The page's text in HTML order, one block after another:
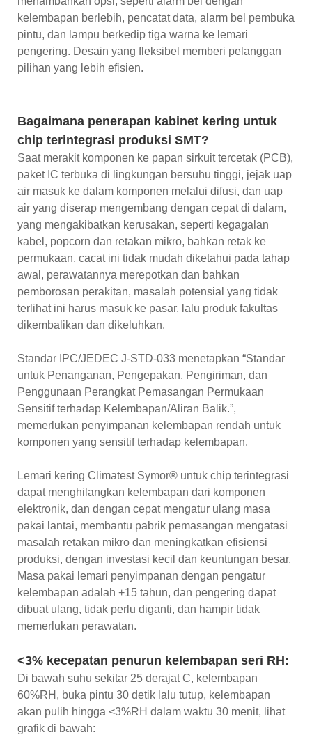
kelembapan berlebih, pencatat data, alarm bel pembuka
pintu, dan lampu berkedip tiga warna ke lemari
pengering. Desain yang fleksibel memberi pelanggan
pilihan yang lebih efisien.
Bagaimana penerapan kabinet kering untuk
chip terintegrasi produksi SMT?
Saat merakit komponen ke papan sirkuit tercetak (PCB),
paket IC terbuka di lingkungan bersuhu tinggi, jejak uap
air masuk ke dalam komponen melalui difusi, dan uap
air yang diserap mengembang dengan cepat di dalam,
yang mengakibatkan kerusakan, seperti kegagalan
kabel, popcorn dan retakan mikro, bahkan retak ke
permukaan, cacat ini tidak mudah diketahui pada tahap
awal, perawatannya merepotkan dan bahkan
pemborosan perakitan, masalah potensial yang tidak
terlihat ini harus masuk ke pasar, lalu produk fakultas
dikembalikan dan dikeluhkan.
Standar IPC/JEDEC J-STD-033 menetapkan “Standar
untuk Penanganan, Pengepakan, Pengiriman, dan
Penggunaan Perangkat Pemasangan Permukaan
Sensitif terhadap Kelembapan/Aliran Balik.”,
memerlukan penyimpanan kelembapan rendah untuk
komponen yang sensitif terhadap kelembapan.
Lemari kering Climatest Symor® untuk chip terintegrasi
dapat menghilangkan kelembapan dari komponen
elektronik, dan dengan cepat mengatur ulang masa
pakai lantai, membantu pabrik pemasangan mengatasi
masalah retakan mikro dan meningkatkan efisiensi
produksi, dengan investasi kecil dan keuntungan besar.
Masa pakai lemari penyimpanan dengan pengatur
kelembapan adalah +15 tahun, dan pengering dapat
dibuat ulang, tidak perlu diganti, dan hampir tidak
memerlukan perawatan.
<3% kecepatan penurun kelembapan seri RH:
Di bawah suhu sekitar 25 derajat C, kelembapan
60%RH, buka pintu 30 detik lalu tutup, kelembapan
akan pulih hingga <3%RH dalam waktu 30 menit, lihat
grafik di bawah: